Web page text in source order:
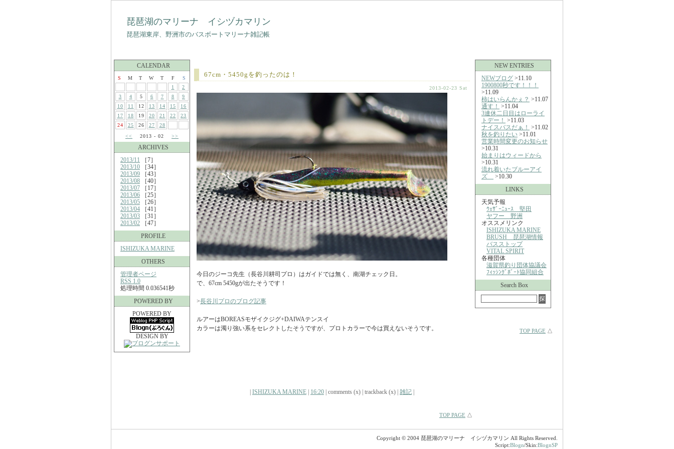
琵琶湖のマリーナ イシヅカマリン
琵琶湖東岸、野洲市のバスボートマリーナ雑記帳
CALENDAR
S M T W T F
S
1
2
3
4 5 6 7 8
9
10
11 12 13 14 15
16
17
18 19 20 21 22
23
24
25 26 27
28
<<
2013 - 02 >>
ARCHIVES
2013/11 ［7］
2013/10 ［34］
2013/09 ［43］
2013/08 ［40］
2013/07 ［17］
2013/06 ［25］
2013/05 ［26］
2013/04 ［41］
2013/03 ［31］
2013/02 ［47］
PROFILE
ISHIZUKA MARINE
OTHERS
管理者ページ
RSS 1.0
処理時間 0.036541秒
POWERED BY
POWERED BY
DESIGN BY
67cm・5450gを釣ったのは！
2013-02-23 Sat
今日のジーコ先生（長谷川耕司プロ）はガイドでは無く、南湖チェック日。
で、67cm 5450gが出たそうです！
>長谷川プロのブログ記事
ルアーはBOREASモザイクジグ+DAIWAテンスイ
カラーは濁り強い系をセレクトしたそうですが、プロトカラーで今は買えないそうです。
ISHIZUKA MARINE 16:20 | comments (x) | trackback (x) | 雑記
TOP PAGE △
NEW ENTRIES
NEWブログ >11.10
1900800秒です！！！
>11.09
柿はいらんかぇ？ >11.07
通す！ >11.04
3連休二日目はローライ
トデー！ >11.03
ナイスバスだぁ！ >11.02
秋を釣りたい >11.01
営業時間変更のお知らせ
>10.31
始まりはウィードから
>10.31
流れ着いたブルーアイ
ズ
>10.30
LINKS
天気予報
ｳｪｻﾞｰﾆｭｰｽ 堅田
ヤフー 野洲
オススメリンク
ISHIZUKA MARINE
BRUSH 琵琶湖情報
バスストップ
VITAL SPIRIT
各種団体
滋賀県釣り団体協議会
ﾌｨｯｼﾝｸﾞﾎﾞｰﾄ協同組合
Search Box
TOP PAGE △
Copyright © 2004 琵琶湖のマリーナ イシヅカマリン All Rights Reserved.
Script:Blogn/Skin:BlognSP